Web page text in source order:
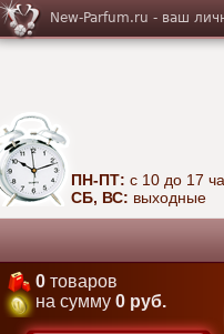
New-Parfum.ru - ваш
ПН-ПТ: с 10 до 17
СБ, ВС: выходные
0 товаров
на сумму 0 руб.